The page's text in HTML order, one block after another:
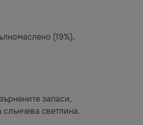
(19%),
запаси,
светлина.